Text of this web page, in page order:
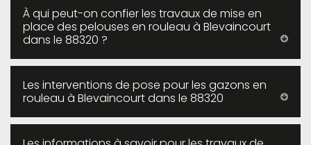
À qui peut-on confier les travaux de mise en
place des pelouses en rouleau à Blevaincourt
dans le 88320 ?
Les interventions de pose pour les gazons en
rouleau à Blevaincourt dans le 88320